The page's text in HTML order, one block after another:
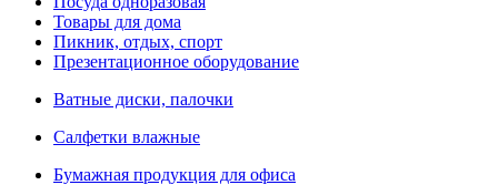
Товары для дома
Пикник, отдых, спорт
Презентационное оборудование
Ватные диски, палочки
Салфетки влажные
Бумажная продукция для офиса